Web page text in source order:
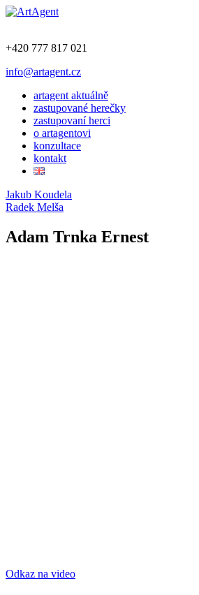
+420 777 817 021
info@artagent.cz
artagent aktuálně
zastupované herečky
zastupovaní herci
o artagentovi
konzultace
kontakt
Jakub Koudela
Radek Melša
Adam Trnka Ernest
Odkaz na video